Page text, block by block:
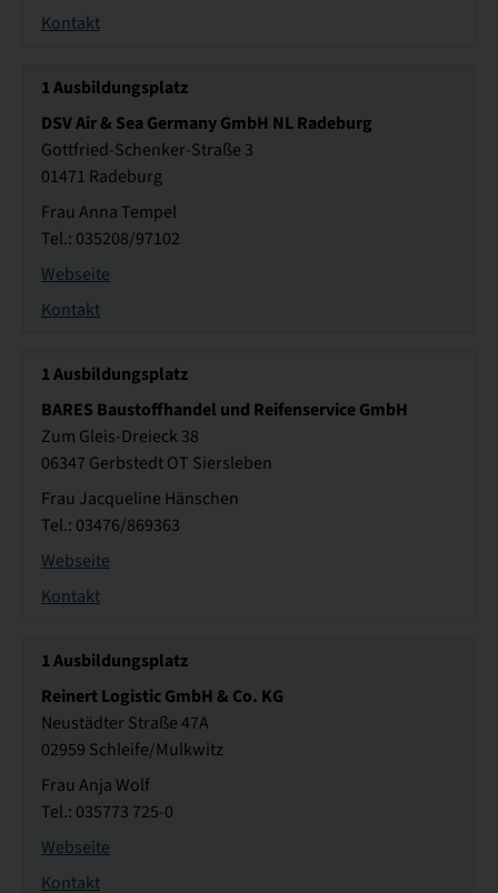
Kontakt
1Ausbildungsplatz
DSV Air & Sea Germany GmbH NL Radeburg
Gottfried-Schenker-Straße 3
01471 Radeburg
Frau Anna Tempel
Tel.: 035208/97102
Webseite
Kontakt
1Ausbildungsplatz
BARES Baustoffhandel und Reifenservice GmbH
Zum Gleis-Dreieck 38
06347 Gerbstedt OT Siersleben
Frau Jacqueline Hänschen
Tel.: 03476/869363
Webseite
Kontakt
1Ausbildungsplatz
Reinert Logistic GmbH & Co. KG
Neustädter Straße 47A
02959 Schleife/Mulkwitz
Frau Anja Wolf
Tel.: 035773 725-0
Webseite
Kontakt